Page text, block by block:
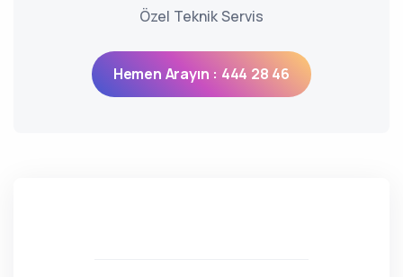
Özel Teknik Servis
Hemen Arayın : 444 28 46